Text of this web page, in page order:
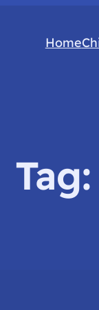
Home
Tag: